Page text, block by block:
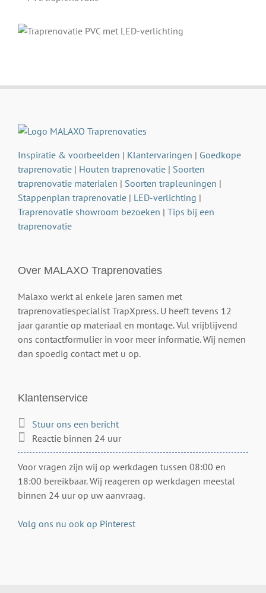
Inspiratie & voorbeelden | Klantervaringen | Goedkope
traprenovatie | Houten traprenovatie | Soorten
traprenovatie materialen | Soorten trapleuningen |
Stappenplan traprenovatie | LED-verlichting |
Traprenovatie showroom bezoeken | Tips bij een
traprenovatie
Over MALAXO Traprenovaties
Malaxo werkt al enkele jaren samen met
traprenovatiespecialist TrapXpress. U heeft tevens 12
jaar garantie op materiaal en montage. Vul vrijblijvend
ons contactformulier in voor meer informatie. Wij nemen
dan spoedig contact met u op.
Klantenservice
Stuur ons een bericht
Reactie binnen 24 uur
Voor vragen zijn wij op werkdagen tussen 08:00 en
18:00 bereikbaar. Wij reageren op werkdagen meestal
binnen 24 uur op uw aanvraag.
Volg ons nu ook op Pinterest